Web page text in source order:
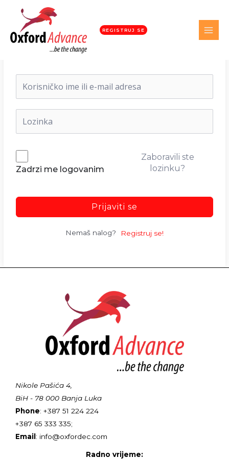
REGISTRUJ SE
Dobrodošli nazad!
Zadrzi me logovanim
Zaboravili ste
lozinku?
Prijaviti se
Nemaš nalog? Registruj se!
Nikole Pašića 4,
BiH - 78 000 Banja Luka
Phone: +387 51 224 224
+387 65 333 335;
Email: info@oxfordec.com
Radno vrijeme: